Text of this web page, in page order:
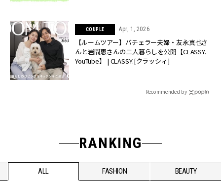
COUPLE Apr, 1, 2026
【ルームツアー】バチェラー夫婦・友永真也さ
んと岩間恵さんの二人暮らしを公開【CLASSY.
YouTube】 | CLASSY.[クラッシィ]
Recommended by
RANKING
ALL FASHION BEAUTY